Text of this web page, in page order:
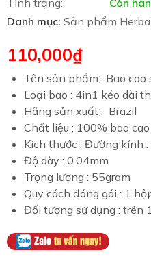
Tình trạng:
Còn
Danh mục: Sản phẩm
110,000₫
Tên sản phẩm : Bao cao
Loại bao : 4in1 kéo dài
Hãng sản xuất : Brazil
Chất liệu : 100% bao
Kích thước : Đường kính
Độ dày : 0.04mm
Trọng lượng : 55gram
Quy cách đóng gói : 1
Đối tượng sử dụng : trên